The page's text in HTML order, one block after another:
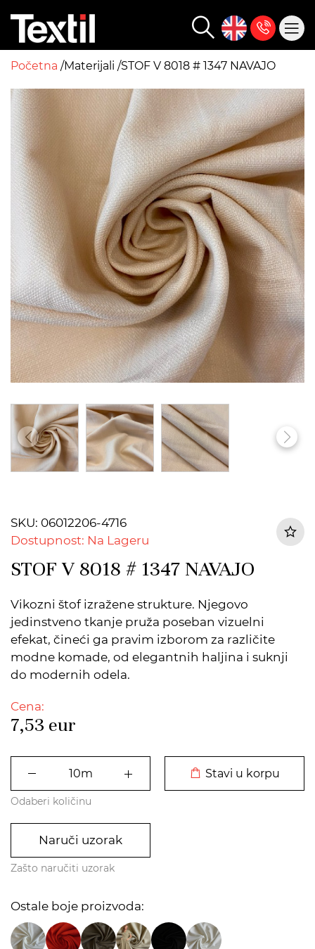
Početna Materijali STOF V 8018 # 1347 NAVAJO
SKU: 06012206-4716
Dostupnost: Na Lageru
STOF V 8018 # 1347 NAVAJO
Vikozni štof izražene strukture. Njegovo
jedinstveno tkanje pruža poseban vizuelni
efekat, čineći ga pravim izborom za različite
modne komade, od elegantnih haljina i suknji
do modernih odela.
Cena:
7,53 eur
Stavi u korpu
Odaberi količinu
Naruči uzorak
Zašto naručiti uzorak
Ostale boje proizvoda: